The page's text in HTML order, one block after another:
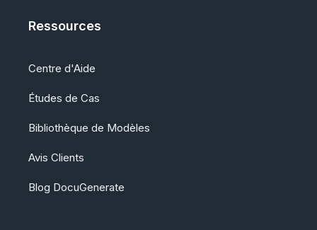
Ressources
Centre d'Aide
Études de Cas
Bibliothèque de Modèles
Avis Clients
Blog DocuGenerate